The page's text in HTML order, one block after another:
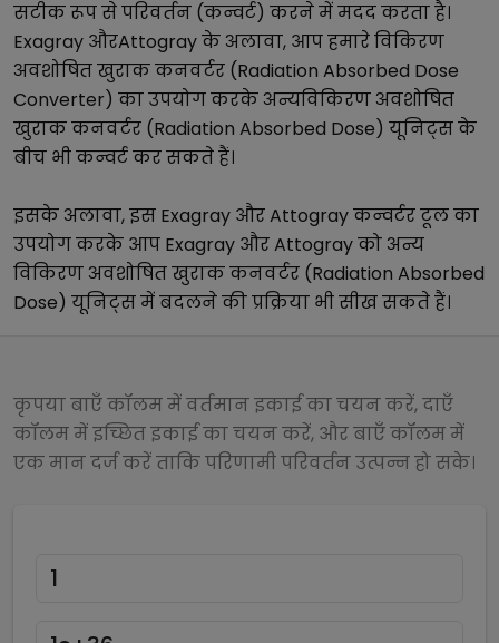
सटीक रूप से परिवर्तन (कन्वर्ट) करने में मदद करता है।
Exagray औरAttograyके अलावा, आप हमारेविकिरण
अवशोषित खुराक कनवर्टर (Radiation Absorbed Dose
Converter) का उपयोग करके अन्यविकिरण अवशोषित
खुराक कनवर्टर (Radiation Absorbed Dose) यूनिट्स के
बीच भी कन्वर्ट कर सकते हैं।
इसके अलावा, इस Exagray औरAttograyकन्वर्टर टूल का
उपयोग करके आप Exagray औरAttograyको अन्य
विकिरण अवशोषित खुराक कनवर्टर (Radiation Absorbed
Dose) यूनिट्स में बदलने की प्रक्रिया भी सीख सकते हैं।
कृपया बाएँ कॉलम में वर्तमान इकाई का चयन करें, दाएँ
कॉलम में इच्छित इकाई का चयन करें, और बाएँ कॉलम में
एक मान दर्ज करें ताकि परिणामी परिवर्तन उत्पन्न हो सके।